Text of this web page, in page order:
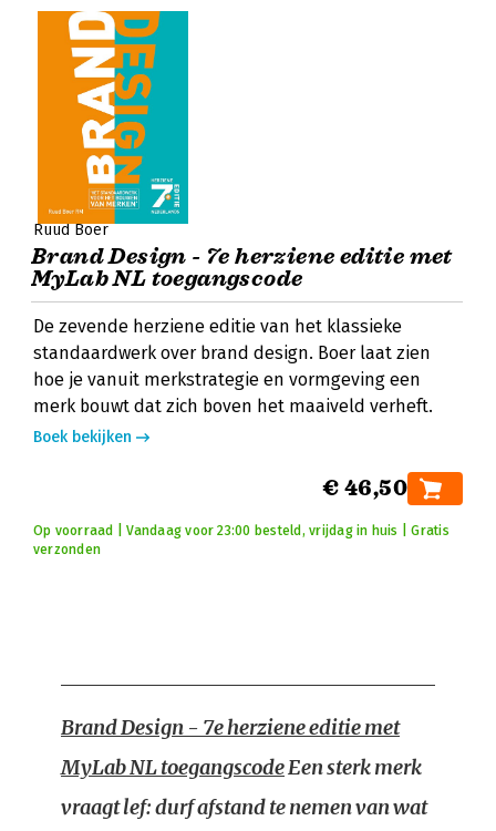
Ruud Boer
Brand Design - 7e herziene editie met
MyLab NL toegangscode
De zevende herziene editie van het klassieke
standaardwerk over brand design. Boer laat zien
hoe je vanuit merkstrategie en vormgeving een
merk bouwt dat zich boven het maaiveld verheft.
Boek bekijken
€ 46,50
Op voorraad | Vandaag voor 23:00 besteld, vrijdag in huis | Gratis
verzonden
Brand Design - 7e herziene editie met
MyLab NL toegangscodeEen sterk merk
vraagt lef: durf afstand te nemen van wat